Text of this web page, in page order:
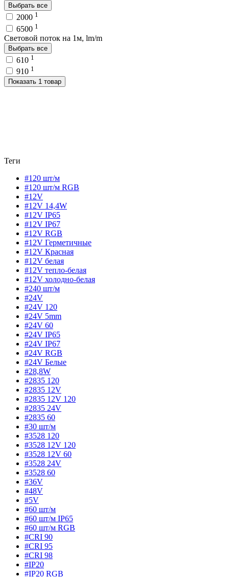
Выбрать все
2000 1
6500 1
Световой поток на 1м, lm/m
Выбрать все
610 1
910 1
Показать 1 товар
Теги
#120 шт/м
#120 шт/м RGB
#12V
#12V 14,4W
#12V IP65
#12V IP67
#12V RGB
#12V Герметичные
#12V Красная
#12V белая
#12V тепло-белая
#12V холодно-белая
#240 шт/м
#24V
#24V 120
#24V 5mm
#24V 60
#24V IP65
#24V IP67
#24V RGB
#24V Белые
#28,8W
#2835 120
#2835 12V
#2835 12V 120
#2835 24V
#2835 60
#30 шт/м
#3528 120
#3528 12V 120
#3528 12V 60
#3528 24V
#3528 60
#36V
#48V
#5V
#60 шт/м
#60 шт/м IP65
#60 шт/м RGB
#CRI 90
#CRI 95
#CRI 98
#IP20
#IP20 RGB